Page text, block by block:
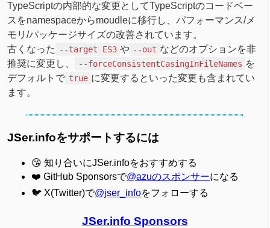
TypeScriptの内部的な変更としてTypeScriptのコードベー
スをnamespaceからmoudleに移行し、パフォーマンス/メ
モリ/パッケージサイズの改善されています。
古くなった
--target ES3 や --out などのオプションを非
推奨に変更し、
--forceConsistentCasingInFileNames を
デフォルトで true に変更するといった変更も含まれてい
ます。
JSer.infoをサポートするには
😘 知り合いにJSer.infoをおすすめする
❤️ GitHub Sponsorsで@azuのスポンサーになる
🐦 X(Twitter)で@jser_infoをフォローする
JSer.info Sponsors